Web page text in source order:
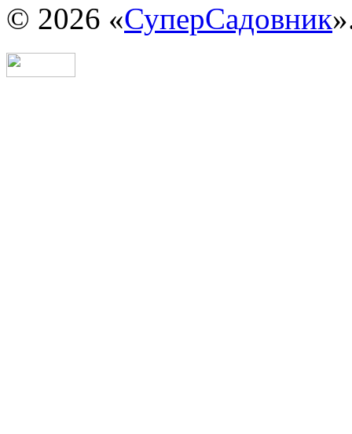
© 2026 «СуперСадовник